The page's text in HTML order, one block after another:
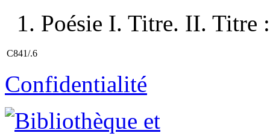
1. Poésie I. Titre. II. Titre
C841/.6
Confidentialité